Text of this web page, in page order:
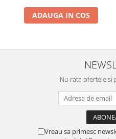
Zdrobitoare si teascuri
Teascuri
Masini de cusut si accesorii
Articole antidaunatori gradina
Suflante si aspiratoare
ADAUGA IN COS
Nu rata ofertele
Vreau sa primesc